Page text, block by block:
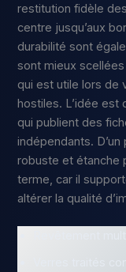
restitution fidèle
centre jusqu’aux
durabilité sont
sont mieux
qui est utile lors de
hostiles. L’idée est
qui publient des
indépendants.
robuste et étanche
terme, car il
altérer la qualité
Revêtement
Verres traités